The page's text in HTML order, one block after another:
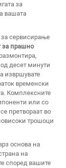
за
вашата
за сервисирање
за прашно
десет минути
извршувате
временски
Комплексните
или со
претвораат во
трошоци
основа на
на
според вашите